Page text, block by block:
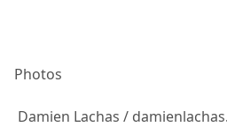
Photos
Damien Lachas /